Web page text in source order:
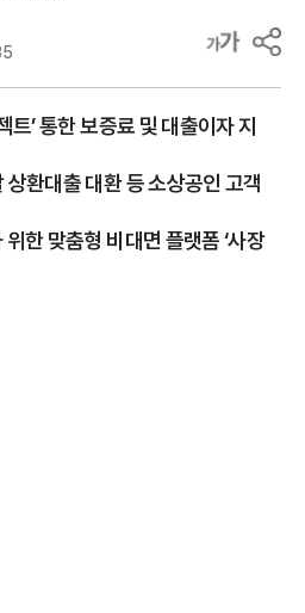
트’ 통한 보증료 및 대출이자 지
환대출 대환 등 소상공인 고객
한 맞춤형 비대면 플랫폼 ‘사장